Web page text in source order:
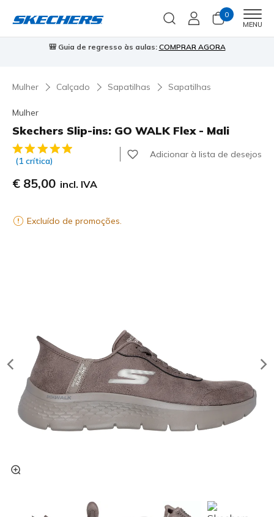
0
MENU
de regresso às aulas:COMPRAR AGORA ⭐Skechers VIP:
Mulher Calçado Sapatilhas Sapatilhas
Mulher
Skechers Slip-ins: GO WALK Flex - Mali
4$5 de 5 – Classificação do cliente
(1 crítica)
Adicionar à lista de desejos
€ 85,00 incl. IVA
Excluído de promoções.